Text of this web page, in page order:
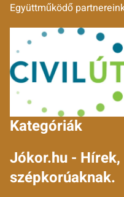
Együttműködő
Kategóriák
Jókor.hu -
szépkorúaknak.